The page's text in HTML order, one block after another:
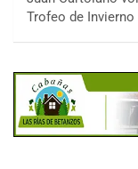
Trofeo de
08/09-AGO
KDO - F6
Ciudad de Trenque
Trenque Lauquen